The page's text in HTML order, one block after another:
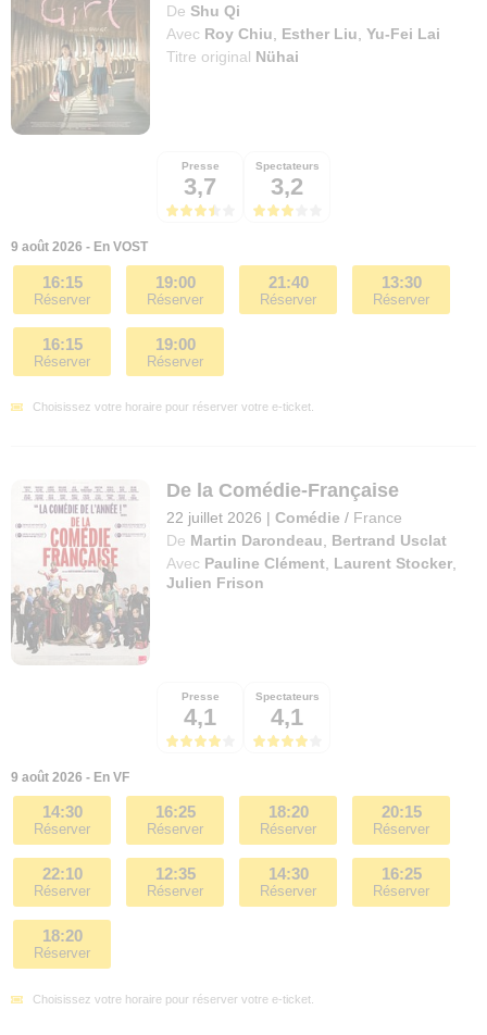
De Shu Qi
Avec Roy Chiu Esther Liu ,Yu-Fei Lai
Titre original Nühai
Presse
3,7
Spectateurs
3,2
9 août 2026 - En VOST
16:15
Réserver
19:00
Réserver
21:40
Réserver
13:30
Réserver
16:15
Réserver
19:00
Réserver
Choisissez votre horaire pour réserver votre e-ticket.
De la Comédie-Française
22 juillet 2026 | Comédie / France
De Martin Darondeau
Bertrand Usclat
Avec Pauline Clément Laurent Stocker
Julien Frison
Presse
4,1
Spectateurs
4,1
9 août 2026 - En VF
14:30
Réserver
16:25
Réserver
18:20
Réserver
20:15
Réserver
22:10
Réserver
12:35
Réserver
14:30
Réserver
16:25
Réserver
18:20
Réserver
Choisissez votre horaire pour réserver votre e-ticket.